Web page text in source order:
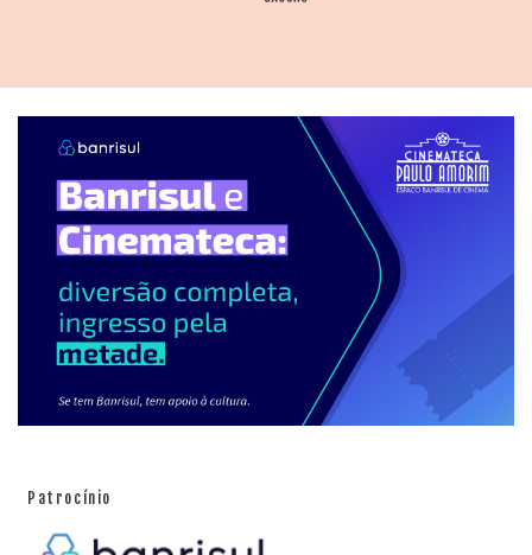
Patrocínio